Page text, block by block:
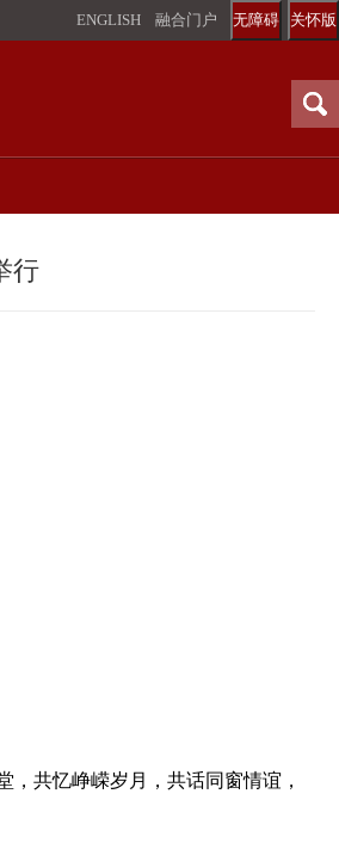
关怀版
无障碍
ENGLISH 融合门户
行
共忆峥嵘岁月，共话同窗情谊，